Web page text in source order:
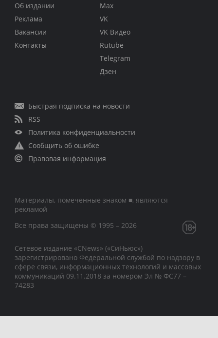
Об издании
Реклама
Вакансии
Контакты
Max
VK
VK Видео
Rutube
Telegram
Дзен
Быстрая подписка на новости
RSS
Политика конфиденциальности
Сообщить об ошибке
Правовая информация
Материалы, помеченные знаком ■, являются
рекламой
Все права защищены © 1995 – 2026
Сетевое издание «CNews» («СиНьюс»)
зарегистрировано Федеральной службой по надзору в
сфере связи, информационных технологий и массовых
коммуникаций 09.11.2018 за номером Эл № ФС77 –
74283